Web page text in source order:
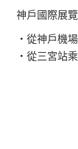
神戶國際展
・從神戶機
・從三宮站